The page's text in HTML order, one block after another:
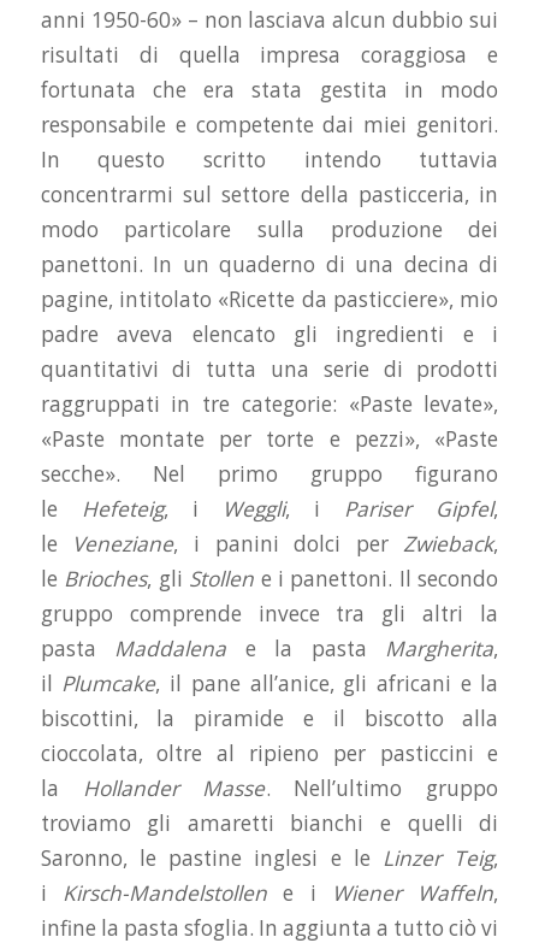
anni 1950-60» – non lasciava alcun dubbio sui
risultati di quella impresa coraggiosa e
fortunata che era stata gestita in modo
responsabile e competente dai miei genitori.
In questo scritto intendo tuttavia
concentrarmi sul settore della pasticceria, in
modo particolare sulla produzione dei
panettoni. In un quaderno di una decina di
pagine, intitolato «Ricette da pasticciere», mio
padre aveva elencato gli ingredienti e i
quantitativi di tutta una serie di prodotti
raggruppati in tre categorie: «Paste levate»,
«Paste montate per torte e pezzi», «Paste
secche». Nel primo gruppo figurano
le Hefeteig, i Weggli, i Pariser Gipfel,
le
Veneziane, i panini dolci perZwieback,
le Brioches, gli Stollen e i panettoni. Il secondo
gruppo comprende invece tra gli altri la
pasta Maddalena e la pasta Margherita,
il Plumcake, il pane all’anice, gli africani e la
biscottini, la piramide e il biscotto alla
cioccolata, oltre al ripieno per pasticcini e
la Hollander Masse. Nell’ultimo gruppo
troviamo gli amaretti bianchi e quelli di
Saronno, le pastine inglesi e le Linzer Teig,
i Kirsch-Mandelstollene i Wiener Waffeln,
infine la pasta sfoglia. In aggiunta a tutto ciò vi